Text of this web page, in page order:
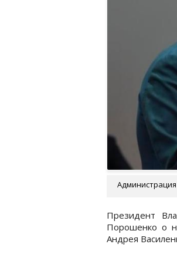
Президент
Порошенко о
Андрея